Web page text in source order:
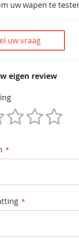
uw wapen te
uw vraag
eigen review